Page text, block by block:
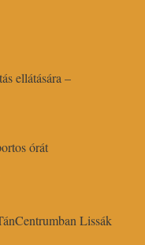
ellátására –
órát
Lissák